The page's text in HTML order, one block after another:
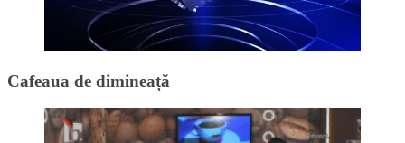
Cafeaua de dimineață